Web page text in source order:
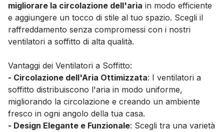
migliorare la circolazione dell'aria in modo efficiente
e aggiungere un tocco di stile al tuo spazio. Scegli il
raffreddamento senza compromessi con i nostri
ventilatori a soffitto di alta qualità.
Vantaggi dei Ventilatori a Soffitto:
- Circolazione dell'Aria Ottimizzata: I ventilatori a
soffitto distribuiscono l'aria in modo uniforme,
migliorando la circolazione e creando un ambiente
fresco in ogni angolo della tua casa.
- Design Elegante e Funzionale: Scegli tra una varietà